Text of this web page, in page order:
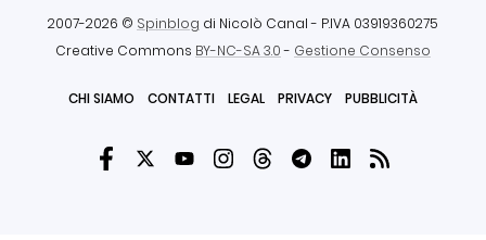
2007-2026 © Spinblog di Nicolò Canal - P.IVA 03919360275
Creative Commons BY-NC-SA 3.0- Gestione Consenso
CHI SIAMO CONTATTI LEGAL PRIVACY PUBBLICITÀ